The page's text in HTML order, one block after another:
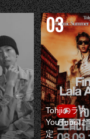
Tohjiのラス
YouTubeに
定